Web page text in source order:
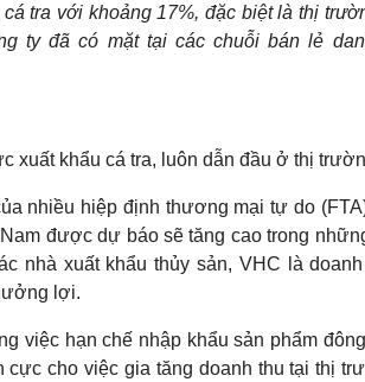
tra với khoảng 17%, đặc biệt là thị
ty đã có mặt tại các chuỗi bán lẻ
xuất khẩu cá tra, luôn dẫn đầu ở thị
nhiều hiệp định thương mại tự do
được dự báo sẽ tăng cao trong
nhà xuất khẩu thủy sản, VHC là
lợi.
việc hạn chế nhập khẩu sản phẩm
cho việc gia tăng doanh thu tại thị